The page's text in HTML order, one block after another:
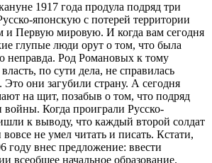
1917 года продула подряд три
японскую с потерей территории
и Первую мировую. И когда вам сегодня
глупые люди орут о том, что была
неправда. Род Романовых к тому
по сути дела, не справилась
они загубили страну. А сегодня
на щит, позабыв о том, что подряд
Когда проиграли Русско-
к выводу, что каждый второй солдат
не умел читать и писать. Кстати,
году внес предложение: ввести
всеобщее начальное образование.